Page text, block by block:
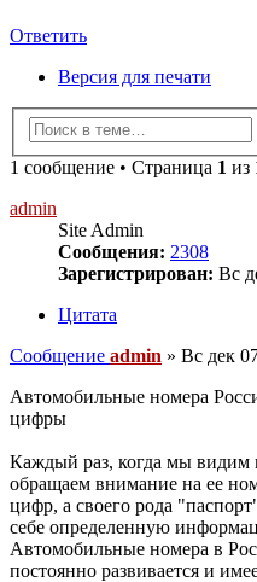
Ответить
Версия для печати
1 сообщение • Страница 1 из
admin
Site Admin
Сообщения: 2308
Зарегистрирован: Вс
Цитата
Сообщение admin » Вс дек
Автомобильные номера
цифры
Каждый раз, когда мы
обращаем внимание на ее
цифр, а своего рода
себе определенную
Автомобильные номера в
постоянно развивается и